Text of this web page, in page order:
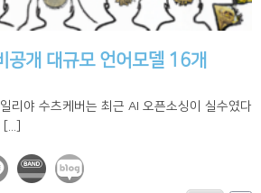
공개 대규모 언어모델 16개
리야 수츠케버는 최근 AI 오픈소싱이 실수였다
[...]